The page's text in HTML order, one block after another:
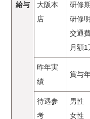
給与
大阪本
店
研修
研修
交通
月額1
昨年実
績
賞与
待遇参
考
男性
女性